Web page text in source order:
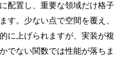
配置し、重要な領域だけ格子
す。少ない点で空間を覆え、
に上げられますが、実装が複
でない関数では性能が落ちま